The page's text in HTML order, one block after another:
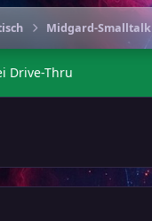
Midgard-Smalltalk
Drive-Thru